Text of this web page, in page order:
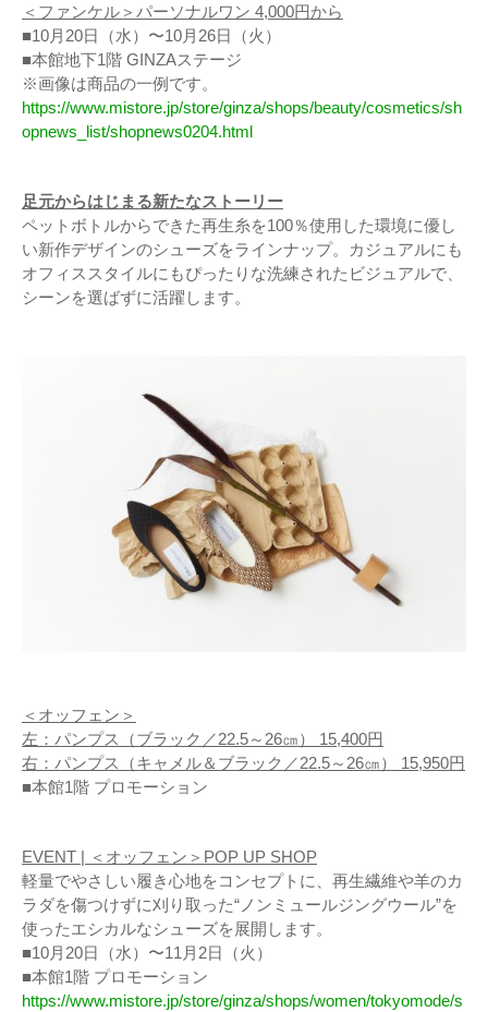
＜ファンケル＞パーソナルワン 4,000円から
■10月20日（水）〜10月26日（火）
■本館地下1階 GINZAステージ
※画像は商品の一例です。
https://www.mistore.jp/store/ginza/shops/beauty/cosmetics/sh
opnews_list/shopnews0204.html
足元からはじまる新たなストーリー
ペットボトルからできた再生糸を100％使用した環境に優し
い新作デザインのシューズをラインナップ。カジュアルにも
オフィススタイルにもぴったりな洗練されたビジュアルで、
シーンを選ばずに活躍します。
＜オッフェン＞
左：パンプス（ブラック／22.5～26㎝） 15,400円
右：パンプス（キャメル＆ブラック／22.5～26㎝） 15,950円
■本館1階 プロモーション
EVENT | ＜オッフェン＞POP UP SHOP
軽量でやさしい履き心地をコンセプトに、再生繊維や羊のカ
ラダを傷つけずに刈り取った“ノンミュールジングウール”を
使ったエシカルなシューズを展開します。
■10月20日（水）〜11月2日（火）
■本館1階 プロモーション
https://www.mistore.jp/store/ginza/shops/women/tokyomode/s